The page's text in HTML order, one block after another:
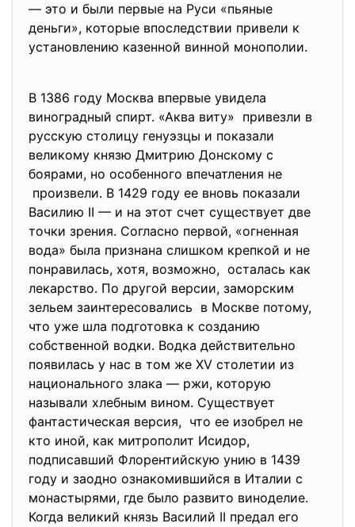
— это и были первые на Руси «пьяные
деньги», которые впоследствии привели к
установлению казенной винной монополии.
В 1386 году Москва впервые увидела
виноградный спирт. «Аква виту» привезли в
русскую столицу генуэзцы и показали
великому князю Дмитрию Донскому c
боярами, но особенного впечатления не
произвели. В 1429 году ее вновь показали
Василию II — и на этот счет существует две
точки зрения. Согласно первой, «огненная
вода» была признана слишком крепкой и не
понравилась, хотя, возможно, осталась как
лекарство. По другой версии, заморским
зельем заинтересовались в Москве потому,
что уже шла подготовка к созданию
собственной водки. Водка действительно
появилась у нас в том же XV столетии из
национального злака — ржи, которую
называли хлебным вином. Существует
фантастическая версия, что ее изобрел не
кто иной, как митрополит Исидор,
подписавший Флорентийскую унию в 1439
году и заодно ознакомившийся в Италии с
монастырями, где было развито виноделие.
Когда великий князь Василий II предал его